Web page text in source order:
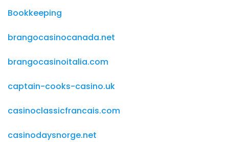
Bookkeeping
brangocasinocanada.net
brangocasinoitalia.com
captain-cooks-casino.uk
casinoclassicfrancais.com
casinodaysnorge.net